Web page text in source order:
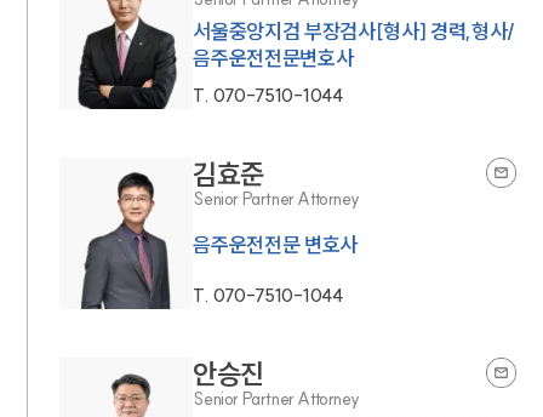
서울중앙지검 부장검사[형사] 경력,형사/
음주운전전문변호사
T. 070-7510-1044
김효준
Senior Partner Attorney
음주운전전문 변호사
T. 070-7510-1044
안승진
Senior Partner Attorney